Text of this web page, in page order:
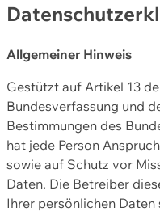
Allgemeiner Hinweis
Gestützt auf Artikel 13
Bundesverfassung und
Bestimmungen des
hat jede Person
sowie auf Schutz vor
Daten. Die Betreiber
Ihrer persönlichen